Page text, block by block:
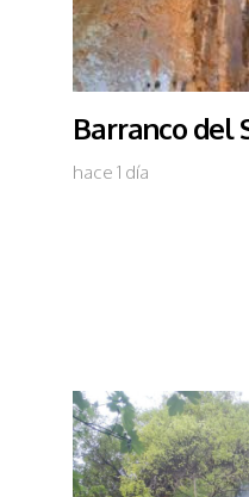
Barranco del
hace 1 día